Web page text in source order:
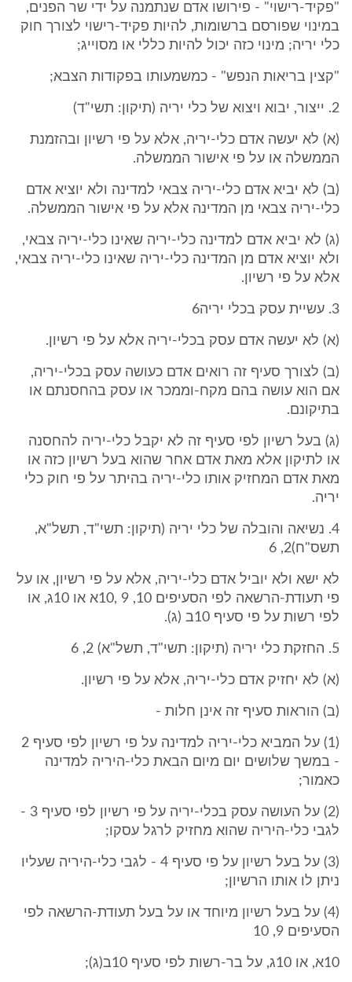
"פקיד-רישוי" - פירושו אדם שנתמנה על ידי שר הפנים,
במינוי שפורסם ברשומות, להיות פקיד-רישוי לצורך חוק
כלי יריה; מינוי כזה יכול להיות כללי או מסוייג;
"קצין בריאות הנפש" - כמשמעותו בפקודות הצבא;
2. ייצור, יבוא ויצוא של כלי יריה (תיקון: תשי"ד)
(א) לא יעשה אדם כלי-יריה, אלא על פי רשיון ובהזמנת
הממשלה או על פי אישור הממשלה.
(ב) לא יביא אדם כלי-יריה צבאי למדינה ולא יוציא אדם
כלי-יריה צבאי מן המדינה אלא על פי אישור הממשלה.
(ג) לא יביא אדם למדינה כלי-יריה שאינו כלי-יריה צבאי,
ולא יוציא אדם מן המדינה כלי-יריה שאינו כלי-יריה צבאי,
אלא על פי רשיון.
3. עשיית עסק בכלי יריה6
(א) לא יעשה אדם עסק בכלי-יריה אלא על פי רשיון.
(ב) לצורך סעיף זה רואים אדם כעושה עסק בכלי-יריה,
אם הוא עושה בהם מקח-וממכר או עסק בהחסנתם או
בתיקונם.
(ג) בעל רשיון לפי סעיף זה לא יקבל כלי-יריה להחסנה
או לתיקון אלא מאת אדם אחר שהוא בעל רשיון כזה או
מאת אדם המחזיק אותו כלי-יריה בהיתר על פי חוק כלי
יריה.
4. נשיאה והובלה של כלי יריה (תיקון: תשי"ד, תשל"א,
תשס"ח)2, 6
לא ישא ולא יוביל אדם כלי-יריה, אלא על פי רשיון, או על
פי תעודת-הרשאה לפי הסעיפים 10, 9 ,10א או 10ג, או
לפי רשות על פי סעיף 10ב (ג).
5. החזקת כלי יריה (תיקון: תשי"ד, תשל"א) 2, 6
(א) לא יחזיק אדם כלי-יריה, אלא על פי רשיון.
(ב) הוראות סעיף זה אינן חלות -
(1) על המביא כלי-יריה למדינה על פי רשיון לפי סעיף 2
- במשך שלושים יום מיום הבאת כלי-היריה למדינה
כאמור;
(2) על העושה עסק בכלי-יריה על פי רשיון לפי סעיף 3 -
לגבי כלי-היריה שהוא מחזיק לרגל עסקו;
(3) על בעל רשיון על פי סעיף 4 - לגבי כלי-היריה שעליו
ניתן לו אותו הרשיון;
(4) על בעל רשיון מיוחד או על בעל תעודת-הרשאה לפי
הסעיפים 9, 10
10א, או 10ג, על בר-רשות לפי סעיף 10ב(ג);